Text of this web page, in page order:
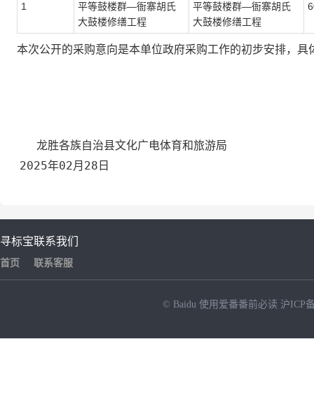
1
平等鼓楼群—衙寨胡氏
大鼓楼修缮工程
平等鼓楼群—衙寨胡氏
大鼓楼修缮工程
本次公开的采购意向是本单位政府采购工作的初步安排，
龙胜各族自治县文化广电体育和旅游局
2025年02月28日
寻标宝
首页
联系我们
联系客服
© Baidu 使用爱番番前必读 沪ICP